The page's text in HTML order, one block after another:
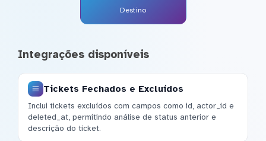
Destino
Integrações disponíveis
Tickets Fechados e Excluídos
Inclui tickets excluídos com campos como id, actor_id e
deleted_at, permitindo análise de status anterior e
descrição do ticket.